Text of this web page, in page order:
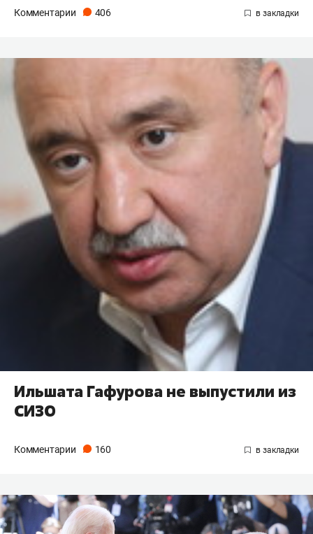
Комментарии 406
Ильшата Гафурова не выпустили из
СИЗО
Комментарии 160